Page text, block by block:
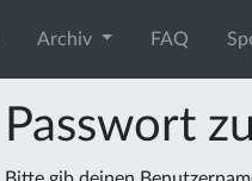
Archiv FAQ
Passwort